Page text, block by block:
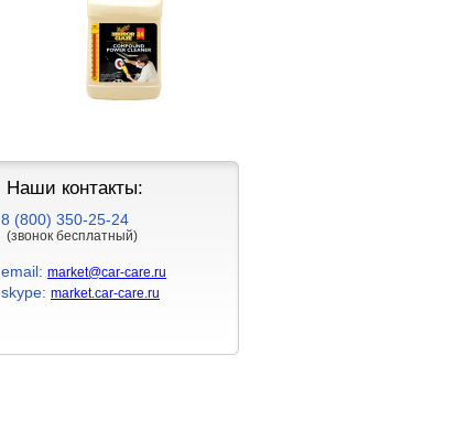
Наши контакты:
8 (800) 350-25-24
(звонок бесплатный)
email: market@car-care.ru
skype: market.car-care.ru